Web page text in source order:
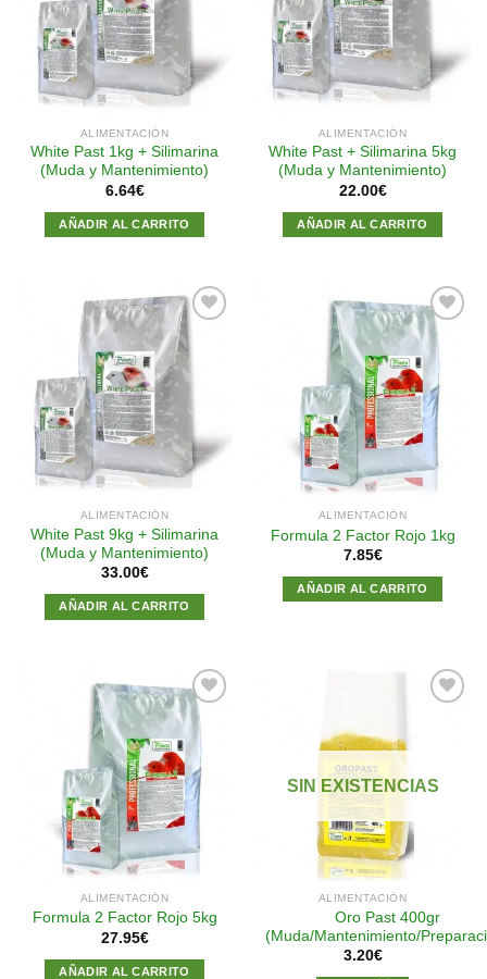
ALIMENTACIÓN
White Past 1kg + Silimarina
(Muda y Mantenimiento)
6.64€
AÑADIR AL CARRITO
ALIMENTACIÓN
White Past + Silimarina 5kg
(Muda y Mantenimiento)
22.00€
AÑADIR AL CARRITO
Añadir
ALIMENTACIÓN
White Past 9kg + Silimarina
(Muda y Mantenimiento)
33.00€
AÑADIR AL CARRITO
Añadir
a la
lista de
deseos
ALIMENTACIÓN
Formula 2 Factor Rojo 1kg
7.85€
AÑADIR AL CARRITO
Añadir
a la
lista de
deseos
ALIMENTACIÓN
Formula 2 Factor Rojo 5kg
27.95€
AÑADIR AL CARRITO
lista de
SIN EXISTENCIAS
ALIMENTACIÓN
Oro Past 400gr
(Muda/Mantenimiento/
3.20€